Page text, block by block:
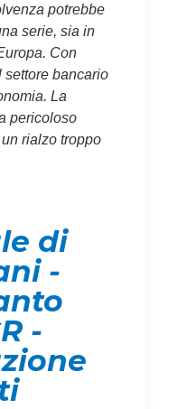
potrebbe
serie, sia in
Con
bancario
La
pericoloso
rialzo troppo
di
-
-